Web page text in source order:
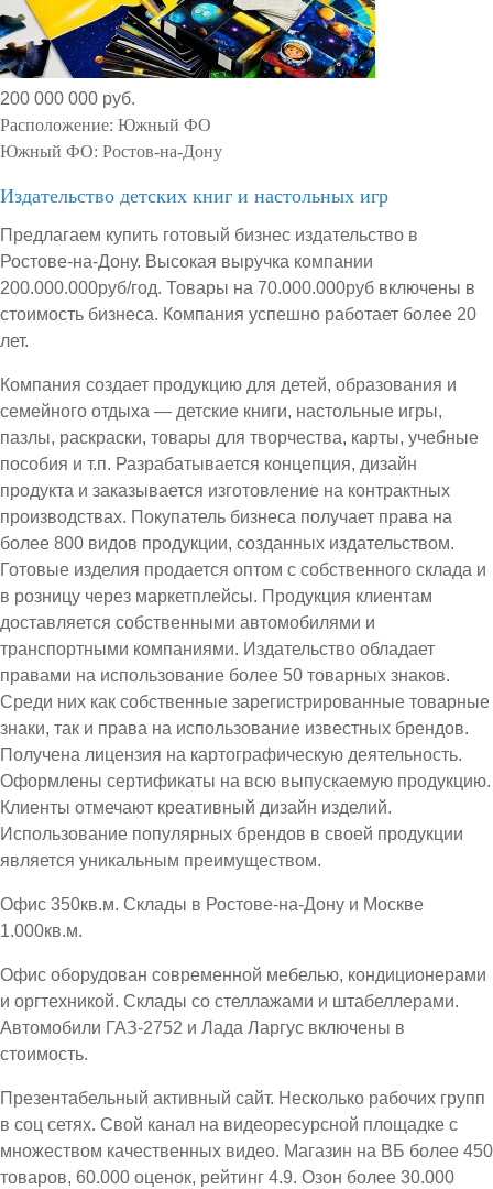
200 000 000 руб.
Расположение: Южный ФО
Южный ФО: Ростов-на-Дону
Издательство детских книг и настольных игр
Предлагаем купить готовый бизнес издательство в
Ростове-на-Дону. Высокая выручка компании
200.000.000руб/год. Товары на 70.000.000руб включены в
стоимость бизнеса. Компания успешно работает более 20
лет.
Компания создает продукцию для детей, образования и
семейного отдыха — детские книги, настольные игры,
пазлы, раскраски, товары для творчества, карты, учебные
пособия и т.п. Разрабатывается концепция, дизайн
продукта и заказывается изготовление на контрактных
производствах. Покупатель бизнеса получает права на
более 800 видов продукции, созданных издательством.
Готовые изделия продается оптом с собственного склада и
в розницу через маркетплейсы. Продукция клиентам
доставляется собственными автомобилями и
транспортными компаниями. Издательство обладает
правами на использование более 50 товарных знаков.
Среди них как собственные зарегистрированные товарные
знаки, так и права на использование известных брендов.
Получена лицензия на картографическую деятельность.
Оформлены сертификаты на всю выпускаемую продукцию.
Клиенты отмечают креативный дизайн изделий.
Использование популярных брендов в своей продукции
является уникальным преимуществом.
Офис 350кв.м. Склады в Ростове-на-Дону и Москве
1.000кв.м.
Офис оборудован современной мебелью, кондиционерами
и оргтехникой. Склады со стеллажами и штабеллерами.
Автомобили ГАЗ-2752 и Лада Ларгус включены в
стоимость.
Презентабельный активный сайт. Несколько рабочих групп
в соц сетях. Свой канал на видеоресурсной площадке с
множеством качественных видео. Магазин на ВБ более 450
товаров, 60.000 оценок, рейтинг 4.9. Озон более 30.000